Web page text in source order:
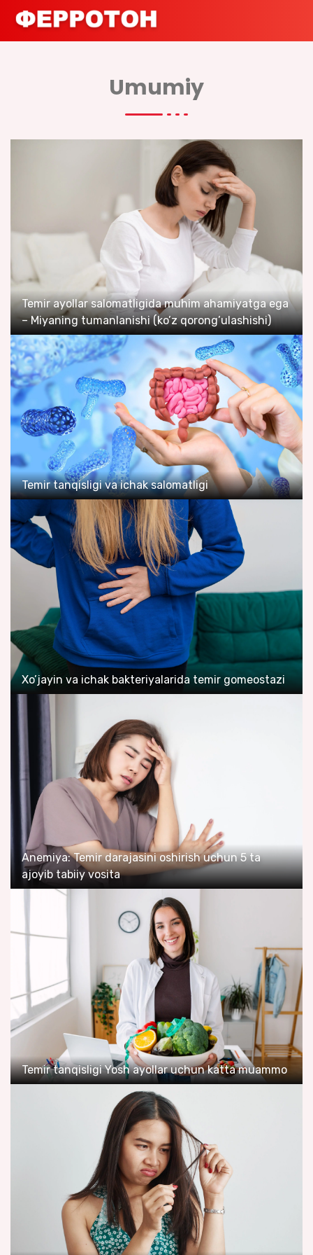
Umumiy
Temir ayollar salomatligida muhim ahamiyatga ega
– Miyaning tumanlanishi (ko’z qorong’ulashishi)
Temir tanqisligi va ichak salomatligi
Xo’jayin va ichak bakteriyalarida temir gomeostazi
Anemiya: Temir darajasini oshirish uchun 5 ta
ajoyib tabiiy vosita
Temir tanqisligi Yosh ayollar uchun katta muammo